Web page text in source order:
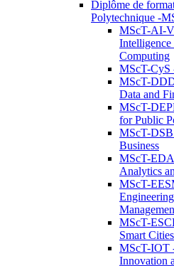
Diplôme de
Polytechnique -
MScT-AI-
Intelligence
Computing
MScT-CyS
MScT-
Data and
MScT-
for Public
MScT-
Business
MScT-
Analytics
MScT-
MScT-
Smart
MScT-IOT
Innovation